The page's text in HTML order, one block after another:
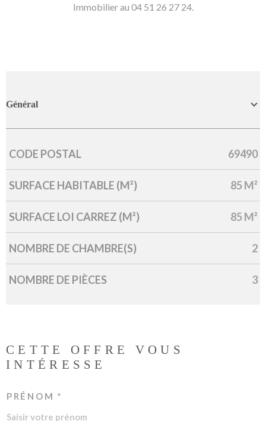
Immobilier au 04 51 26 27 24.
Général
Caractérisque Valeurs
CODE POSTAL 69490
SURFACE HABITABLE (M²) 85 M²
SURFACE LOI CARREZ (M²) 85 M²
NOMBRE DE CHAMBRE(S) 2
NOMBRE DE PIÈCES 3
CETTE OFFRE
VOUS
INTÉRESSE
PRÉNOM *